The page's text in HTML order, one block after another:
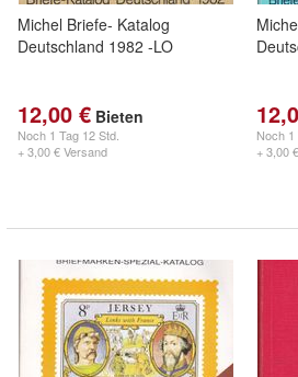
Michel Briefe- Katalog
Deutschland 1982 -LO
12,00 € Bieten
Noch 1 Tag 12 Std.
+ 3,00 € Versand
Noch 1
+ 3,00